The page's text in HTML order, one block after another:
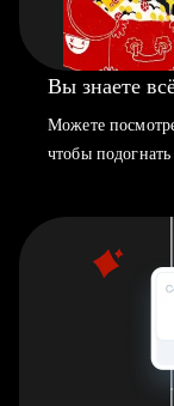
Вы знаете
Можете
чтобы